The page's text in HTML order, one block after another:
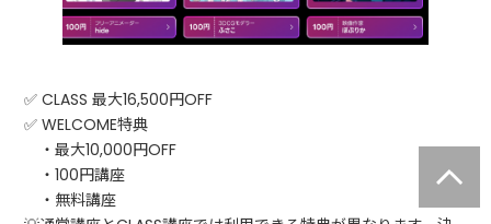
✅ CLASS 最大16,500円OFF
✅ WELCOME特典
・最大10,000円OFF
・100円講座
・無料講座